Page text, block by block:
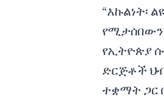
“እኩልነት፡
የሚታሰበውን
የኢትዮጵያ
ድርጅቶች
ተቋማት ጋር